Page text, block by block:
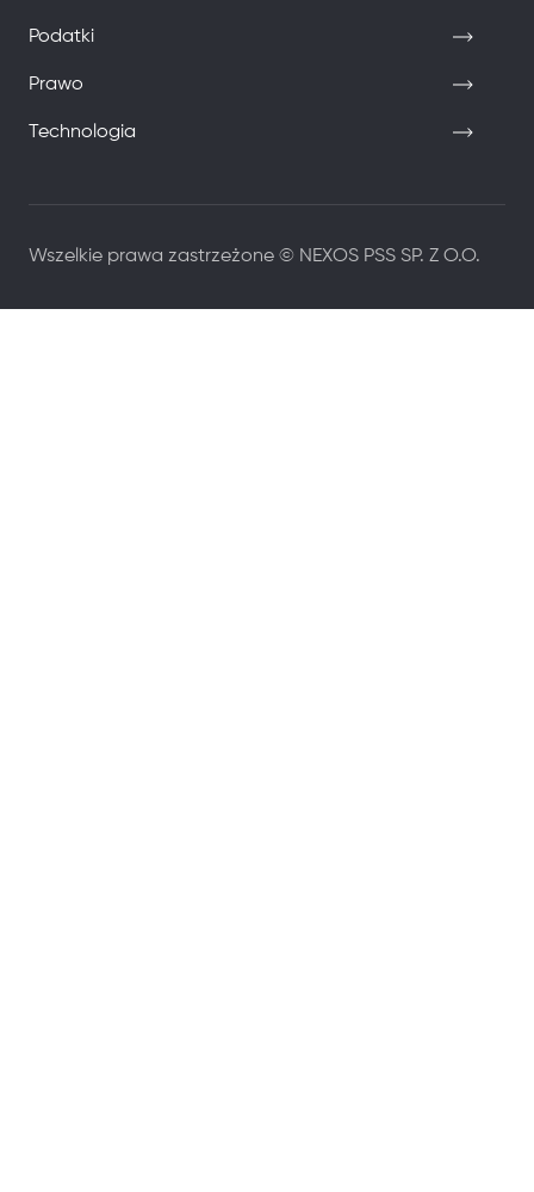
Podatki
Prawo
Technologia
Wszelkie prawa zastrzeżone © NEXOS PSS SP. Z O.O.